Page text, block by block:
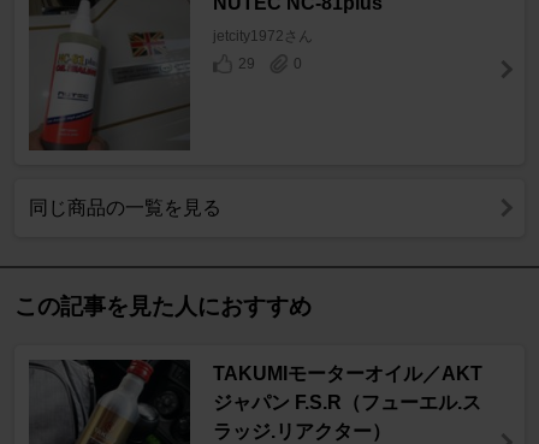
jetcity1972さん
29
0
同じ商品の一覧を見る
この記事を見た人におすすめ
TAKUMIモーターオイル／AKT
ジャパン F.S.R（フューエル.ス
ラッジ.リアクター）